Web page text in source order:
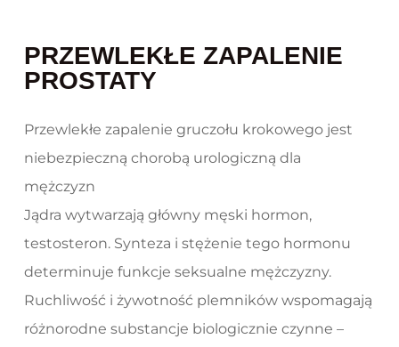
PRZEWLEKŁE ZAPALENIE
PROSTATY
Przewlekłe zapalenie gruczołu krokowego jest
niebezpieczną chorobą urologiczną dla
mężczyzn
Jądra wytwarzają główny męski hormon,
testosteron. Synteza i stężenie tego hormonu
determinuje funkcje seksualne mężczyzny.
Ruchliwość i żywotność plemników wspomagają
różnorodne substancje biologicznie czynne –